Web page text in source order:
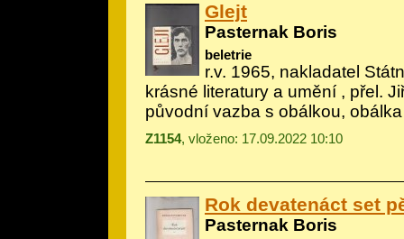
Glejt
Pasternak Boris
beletrie
r.v. 1965, nakladatel
krásné literatury a umění , přel.
původní vazba s obálkou,
Z1154, vloženo: 17.09.2022 10:10
Rok devatenáct set
Pasternak Boris